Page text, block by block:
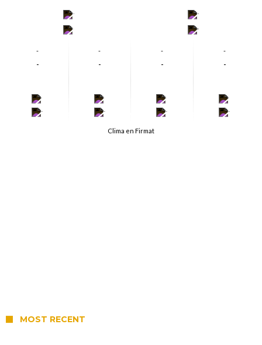
-
-
-
-
-
-
-
-
-
-
-
-
-
-
-
-
-
-
-
-
Clima en Firmat
MOST RECENT